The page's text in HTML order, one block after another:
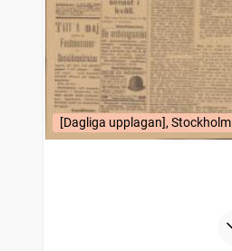
[Dagliga upplagan], Stockholm